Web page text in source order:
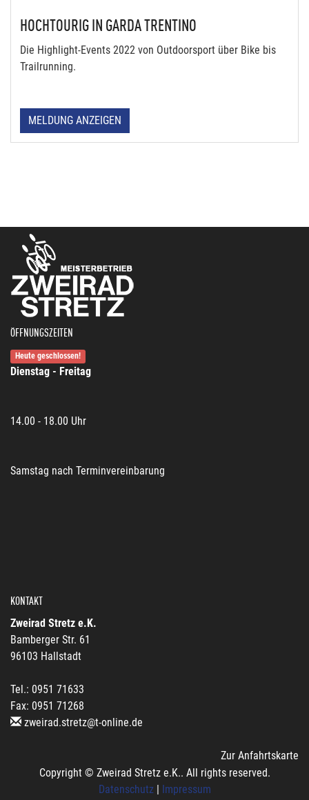
HOCHTOURIG IN GARDA TRENTINO
Die Highlight-Events 2022 von Outdoorsport über Bike bis
Trailrunning.
MELDUNG ANZEIGEN
ÖFFNUNGSZEITEN
Heute geschlossen!
Dienstag - Freitag
14.00 - 18.00 Uhr
Samstag nach Terminvereinbarung
KONTAKT
Zweirad Stretz e.K.
Bamberger Str. 61
96103 Hallstadt
Tel.: 0951 71633
Fax: 0951 71268
zweirad.stretz@t-online.de
Zur Anfahrtskarte
Copyright © Zweirad Stretz e.K.. All rights reserved.
Datenschutz| Impressum